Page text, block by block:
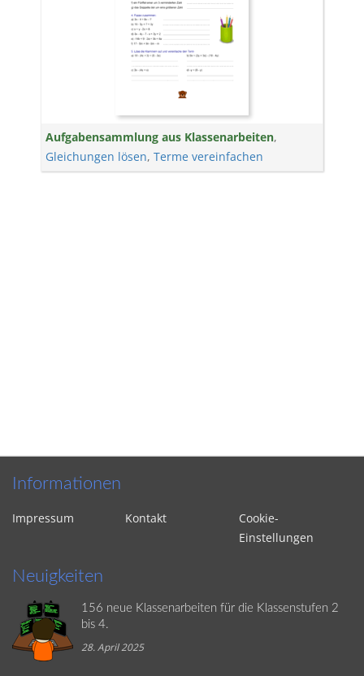
Aufgabensammlung aus Klassenarbeiten,
Gleichungen lösen, Terme vereinfachen
Informationen
Impressum Kontakt
Cookie-
Einstellungen
Neuigkeiten
156 neue Klassenarbeiten für die Klassenstufen 2
bis 4.
28. April 2025